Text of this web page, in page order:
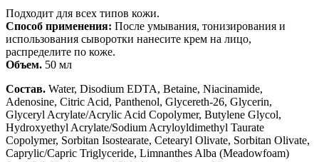
Подходит для всех типов кожи.
Способ применения: После умывания, тонизирования и
использования сыворотки нанесите крем на лицо,
распределите по коже.
Объем. 50 мл
Состав. Water, Disodium EDTA, Betaine, Niacinamide,
Adenosine, Citric Acid, Panthenol, Glycereth-26, Glycerin,
Glyceryl Acrylate/Acrylic Acid Copolymer, Butylene Glycol,
Hydroxyethyl Acrylate/Sodium Acryloyldimethyl Taurate
Copolymer, Sorbitan Isostearate, Cetearyl Olivate, Sorbitan Olivate,
Caprylic/Capric Triglyceride, Limnanthes Alba (Meadowfoam)